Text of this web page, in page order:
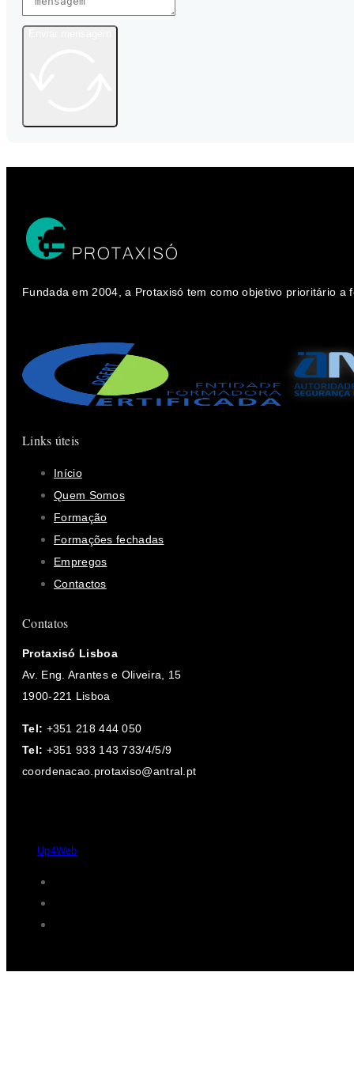
Fundada em 2004, a Protaxisó tem como objetivo prioritário
Links úteis
Início
Quem Somos
Formação
Formações fechadas
Empregos
Contactos
Contatos
Protaxisó Lisboa
Av. Eng. Arantes e Oliveira, 15
1900-221 Lisboa
Tel: +351 218 444 050
Tel: +351 933 143 733/4/5/9
coordenacao.protaxiso@antral.pt
Up4Web